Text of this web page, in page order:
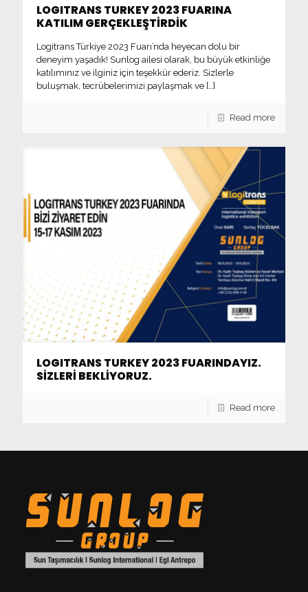
LOGITRANS TURKEY 2023 FUARINA
KATILIM GERÇEKLEŞTİRDİK
Logitrans Türkiye 2023 Fuarı’nda heyecan dolu bir
deneyim yaşadık! Sunlog ailesi olarak, bu büyük etkinliğe
katılımınız ve ilginiz için teşekkür ederiz. Sizlerle
buluşmak, tecrübelerimizi paylaşmak ve […]
Read more
LOGITRANS TURKEY 2023 FUARINDAYIZ.
SİZLERİ BEKLİYORUZ.
Read more